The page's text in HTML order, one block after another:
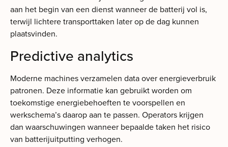
aan het begin van een dienst wanneer de batterij vol is,
terwijl lichtere transporttaken later op de dag kunnen
plaatsvinden.
Predictive analytics
Moderne machines verzamelen data over energieverbruik
patronen. Deze informatie kan gebruikt worden om
toekomstige energiebehoeften te voorspellen en
werkschema’s daarop aan te passen. Operators krijgen
dan waarschuwingen wanneer bepaalde taken het risico
van batterijuitputting verhogen.